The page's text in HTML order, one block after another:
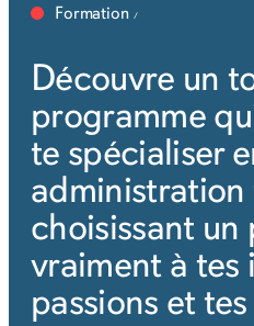
Formation
Découvre un
programme
te spécialiser
administration
choisissant
vraiment à tes
passions et